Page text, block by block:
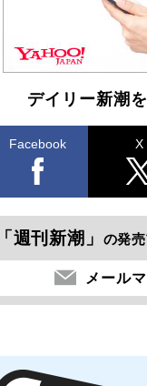
デイリー新潮
Facebook X
「週刊新潮」 の発
メール